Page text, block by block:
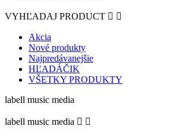
VYHĽADAJ PRODUCT  
Akcia
Nové produkty
Najpredávanejšie
HĽADÁČIK
VŠETKY PRODUKTY
labell music media
labell music media  